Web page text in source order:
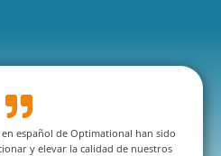
español de Optimational han sido
y elevar la calidad de nuestros